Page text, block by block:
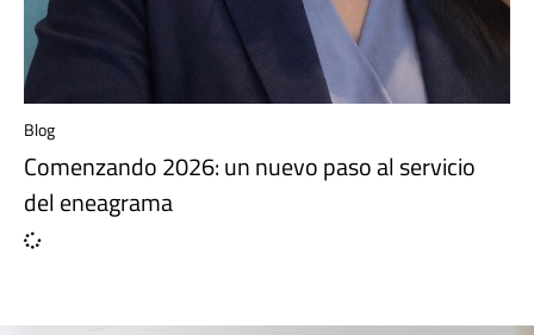
Blog
Comenzando 2026: un nuevo paso al servicio
del eneagrama